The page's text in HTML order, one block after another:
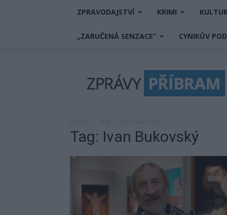
ZPRAVODAJSTVÍ KRIMI
„ZARUČENÁ SENZACE“ CYNIKŮV
Příbram
Tag: Ivan Bukovský